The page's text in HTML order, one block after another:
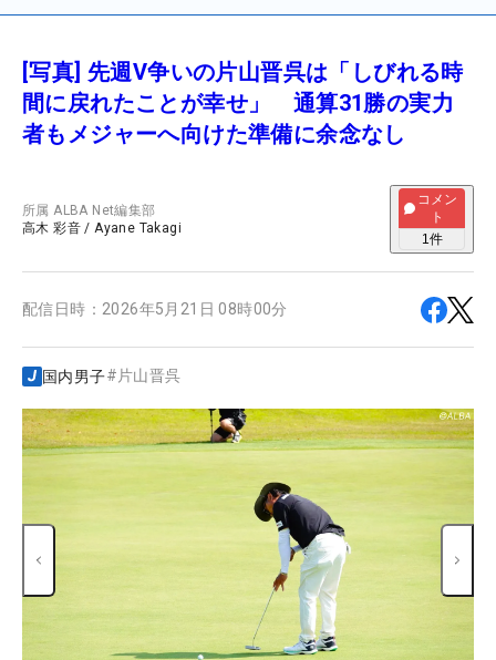
[写真] 先週V争いの片山晋呉は「しびれる時
間に戻れたことが幸せ」 通算31勝の実力
者もメジャーへ向けた準備に余念なし
所属ALBA Net編集部
高木 彩音 /Ayane Takagi
コメン
ト
1件
配信日時： 2026年5月21日 08時00分
国内男子#片山晋呉